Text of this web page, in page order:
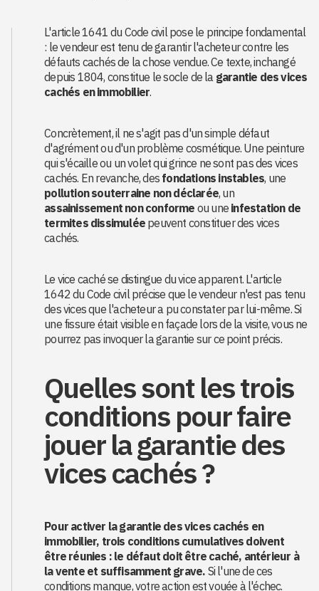
L'article 1641 du Code civil pose le principe fondamental
: le vendeur est tenu de garantir l'acheteur contre les
défauts cachés de la chose vendue. Ce texte, inchangé
depuis 1804, constitue le socle de la garantie des vices
cachés en immobilier.
Concrètement, il ne s'agit pas d'un simple défaut
d'agrément ou d'un problème cosmétique. Une peinture
qui s'écaille ou un volet qui grince ne sont pas des vices
cachés. En revanche, des fondations instables, une
pollution souterraine non déclarée, un
assainissement non conforme ou une infestation de
termites dissimulée peuvent constituer des vices
cachés.
Le vice caché se distingue du vice apparent. L'article
1642 du Code civil précise que le vendeur n'est pas tenu
des vices que l'acheteur a pu constater par lui-même. Si
une fissure était visible en façade lors de la visite, vous ne
pourrez pas invoquer la garantie sur ce point précis.
Quelles sont les trois
conditions pour faire
jouer la garantie des
vices cachés ?
Pour activer la garantie des vices cachés en
immobilier, trois conditions cumulatives doivent
être réunies : le défaut doit être caché, antérieur à
la vente et suffisamment grave. Si l'une de ces
conditions manque, votre action est vouée à l'échec.